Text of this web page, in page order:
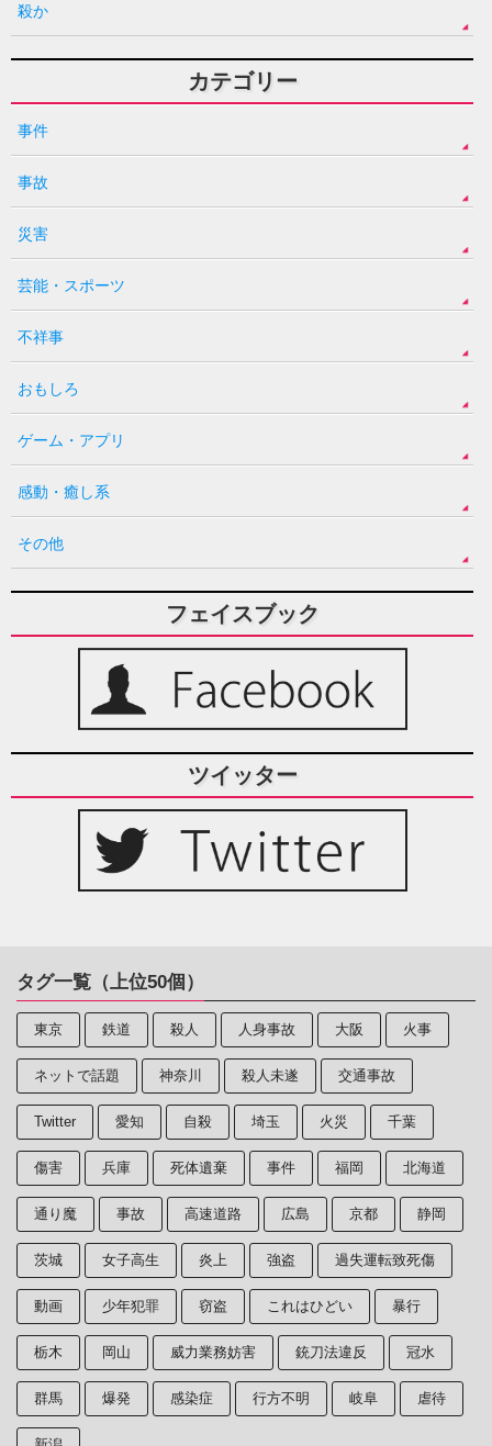
殺か
カテゴリー
事件
事故
災害
芸能・スポーツ
不祥事
おもしろ
ゲーム・アプリ
感動・癒し系
その他
フェイスブック
ツイッター
タグ一覧（上位50個）
東京 鉄道 殺人 人身事故 大阪 火事
ネットで話題 神奈川 殺人未遂 交通事故
Twitter 愛知 自殺 埼玉 火災 千葉
傷害 兵庫 死体遺棄 事件 福岡 北海道
通り魔 事故 高速道路 広島 京都 静岡
茨城 女子高生 炎上 強盗 過失運転致死傷
動画 少年犯罪 窃盗 これはひどい 暴行
栃木 岡山 威力業務妨害 銃刀法違反 冠水
群馬 爆発 感染症 行方不明 岐阜 虐待